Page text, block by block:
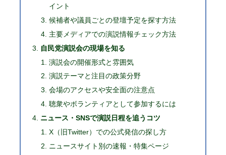
イント
候補者や議員ごとの登壇予定を探す方法
主要メディアでの演説情報チェック方法
自民党演説会の現場を知る
演説会の開催形式と雰囲気
演説テーマと注目の政策分野
会場のアクセスや安全面の注意点
聴衆やボランティアとして参加するには
ニュース・SNSで演説日程を追うコツ
X（旧Twitter）での公式発信の探し方
ニュースサイト別の速報・特集ページ